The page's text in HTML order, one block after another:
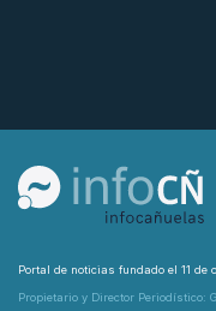
Portal de noticias fundado el 11 de
Propietario y Director Periodístico: